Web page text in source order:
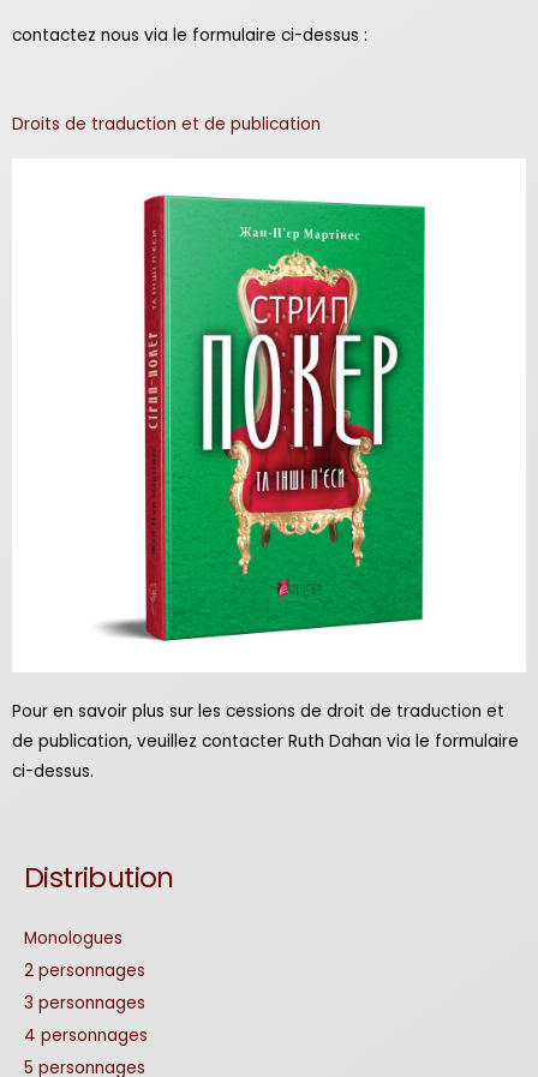
contactez nous via le formulaire ci-dessus :
Droits de traduction et de publication
Pour en savoir plus sur les cessions de droit de traduction et
de publication, veuillez contacter Ruth Dahan via le formulaire
ci-dessus.
Distribution
Monologues
2 personnages
3 personnages
4 personnages
5 personnages